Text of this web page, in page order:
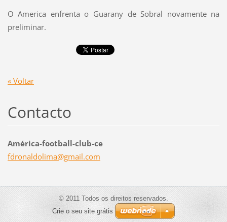
O America enfrenta o Guarany de Sobral novamente na
preliminar.
« Voltar
Contacto
América-football-club-ce
fdronaldolima@gmail.com
© 2011 Todos os direitos reservados.
Crie o seu site grátis